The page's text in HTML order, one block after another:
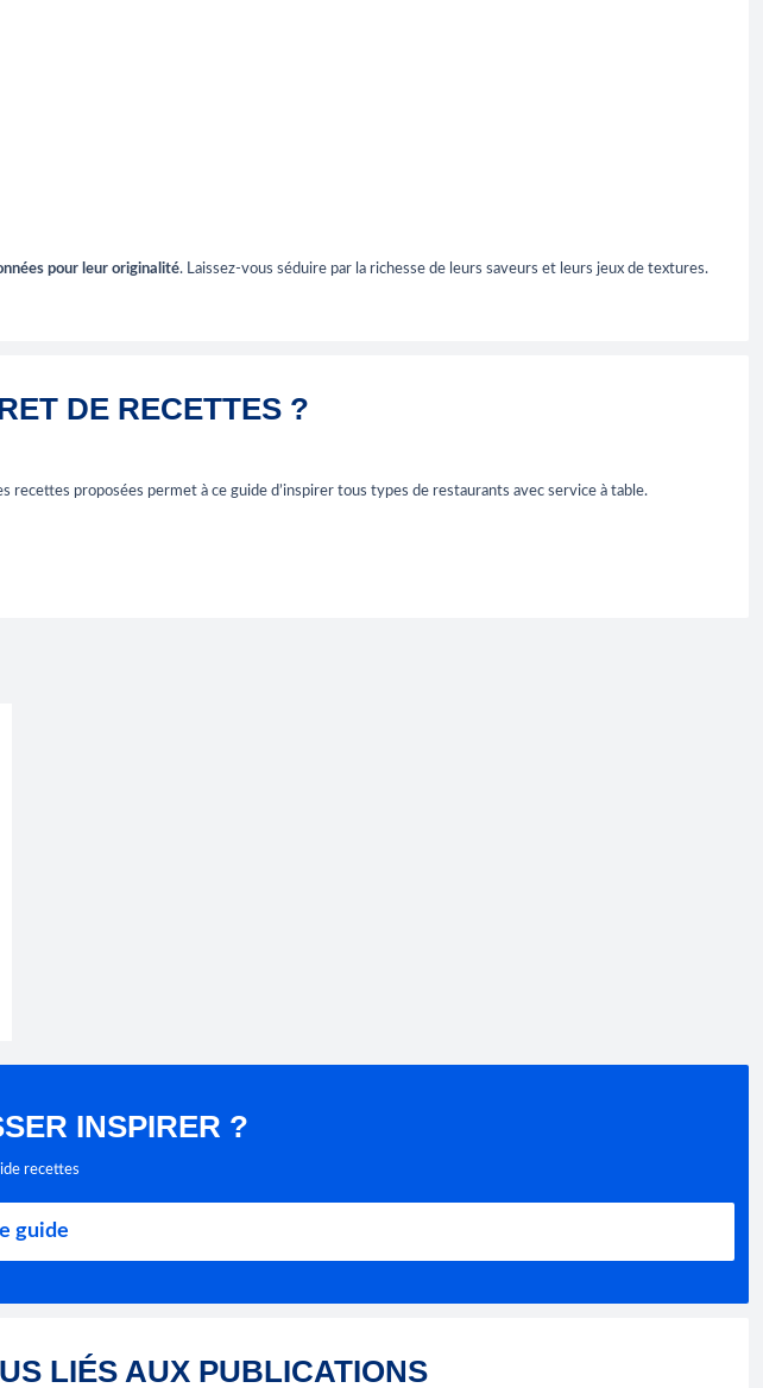
pour leur originalité. Laissez-vous séduire par la richesse de leurs saveurs et leurs jeux de textures.
DE RECETTES ?
recettes proposées permet à ce guide d’inspirer tous types de restaurants avec service à table.
INSPIRER ?
recettes
guide
LIÉS AUX PUBLICATIONS